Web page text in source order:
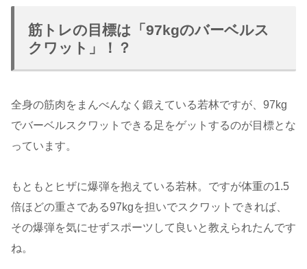
筋トレの目標は「97kgのバーベルス
クワット」！？
全身の筋肉をまんべんなく鍛えている若林ですが、97kg
でバーベルスクワットできる足をゲットするのが目標とな
っています。
もともとヒザに爆弾を抱えている若林。ですが体重の1.5
倍ほどの重さである97kgを担いでスクワットできれば、
その爆弾を気にせずスポーツして良いと教えられたんです
ね。